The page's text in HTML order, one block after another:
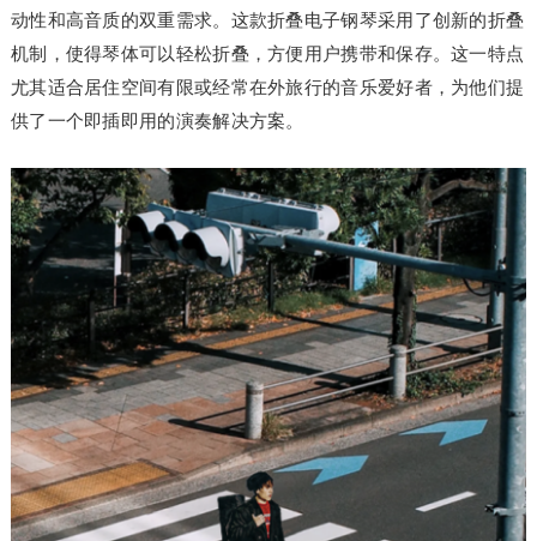
动性和高音质的双重需求。这款折叠电子钢琴采用了创新的折叠
机制，使得琴体可以轻松折叠，方便用户携带和保存。这一特点
尤其适合居住空间有限或经常在外旅行的音乐爱好者，为他们提
供了一个即插即用的演奏解决方案。